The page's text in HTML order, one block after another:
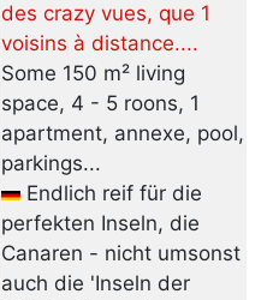
des crazy vues, que 1
voisins à distance....
Some 150 m² living
space, 4 - 5 roons, 1
apartment, annexe, pool,
parkings...
Endlich reif für die
perfekten Inseln, die
Canaren - nicht umsonst
auch die 'Inseln der